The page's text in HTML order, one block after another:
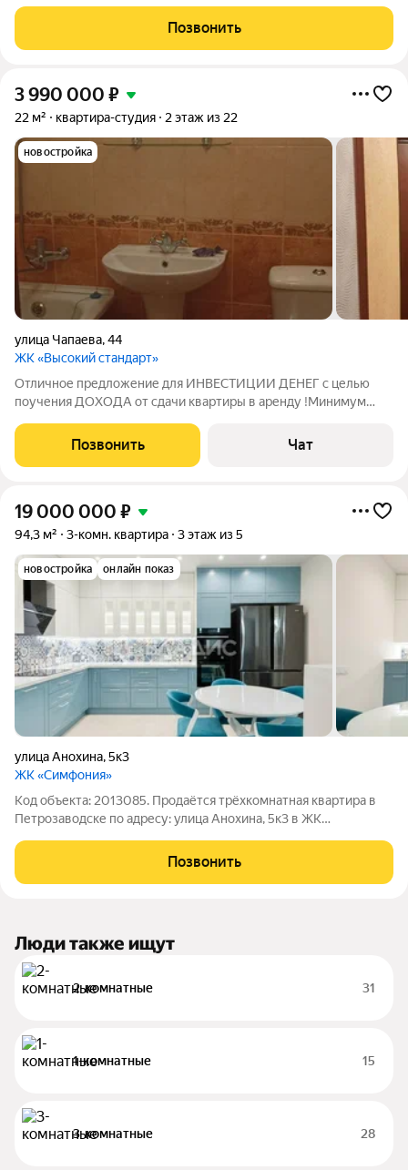
проблемами старого жилого фонда. Параметры: - общая
площадь 53,8 кв.м, жилая 34,1 кв.м,
Позвонить
3 990 000 ₽
22 м² квартира-студия 2 этаж из 22
новостройка
улица Чапаева,44
ЖК «Высокий стандарт»
Отличное предложение для ИНВЕСТИЦИИ ДЕНЕГ с целью
поучения ДОХОДА от сдачи квартиры в аренду !Минимум
бытовой техникой/Эл. плита, Стиральная машина автомат,
Холодильник - новый на гарантии !!! Все
Позвонить Чат
19 000 000 ₽
94,3 м² 3-комн. квартира 3 этаж из 5
новостройка онлайн показ
улица Анохина,5к3
ЖК «Симфония»
Код объекта: 2013085. Продаётся трёхкомнатная квартира в
Петрозаводске по адресу: улица Анохина, 5к3 в ЖК
третьем этаже пятиэтажного дома, построенного в 2020 году.
Позвонить
Люди также ищут
2-комнатные 31
1-комнатные 15
3-комнатные 28